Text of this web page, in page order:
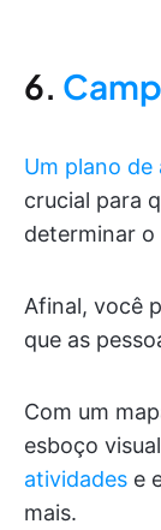
6.
Um plano
crucial para
determinar o
Afinal, você
que as
Com um
esboço
atividades e
mais.